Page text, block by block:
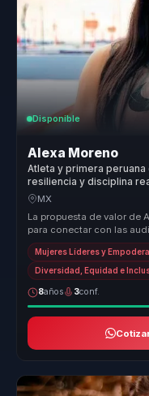
Disponible
Alexa Moreno
Atleta y primera
resiliencia y disciplina
MX
La propuesta de valor de
para conectar con las
de supera...
Mujeres Líderes y
Diversidad, Equidad e
8años 3conf.